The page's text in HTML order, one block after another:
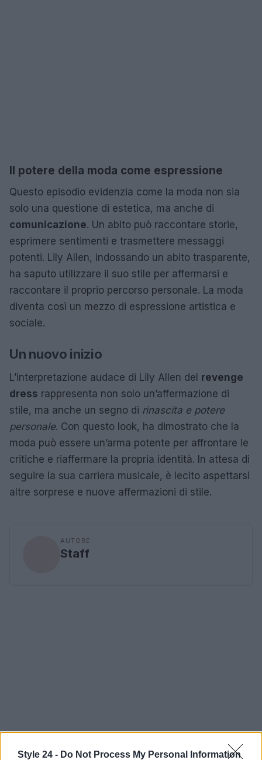
Style 24 - Do Not Process My Personal Information
Il potere della moda come espressione
Questo episodio evidenzia come la moda non sia
solo una questione di estetica, ma anche di
comunicazione. Un abito può raccontare storie,
esprimere sentimenti e trasmettere messaggi
potenti. Lily Allen, indossando un abito trasparente,
ha saputo utilizzare il suo stile per affermarsi e
raccontare il proprio percorso personale. La moda
diventa così un mezzo di espressione artistica e
sociale.
Un nuovo inizio
L’interpretazione audace di Lily Allen del revenge
dress rappresenta non solo un’affermazione di
stile, ma anche un segno di rinascita e potere
personale. Con questo look, ha dimostrato che la
moda può essere un’arma potente per affrontare le
critiche e riaffermare la propria identità. In attesa di
seguire la sua carriera musicale, è lecito aspettarsi
altre sorprese e nuove affermazioni di stile.
AUTORE
Staff